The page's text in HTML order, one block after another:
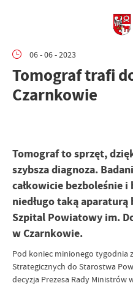
06 - 06 - 2023
Tomograf trafi
Czarnkowie
Tomograf to sprzęt,
szybsza diagnoza.
całkowicie bezboleśnie
niedługo taką aparaturą
Szpital Powiatowy im.
w Czarnkowie.
Pod koniec minionego tygodnia
Strategicznych do Starostwa
decyzja Prezesa Rady